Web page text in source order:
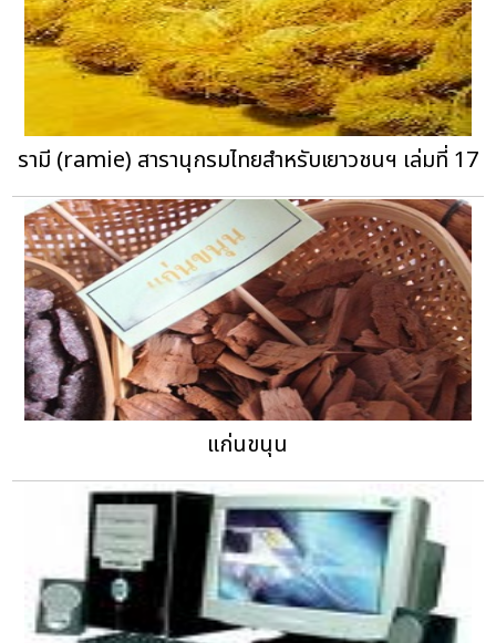
รามี (ramie) สารานุกรมไทยสำหรับเยาวชนฯ เล่มที่ 17
แก่นขนุน